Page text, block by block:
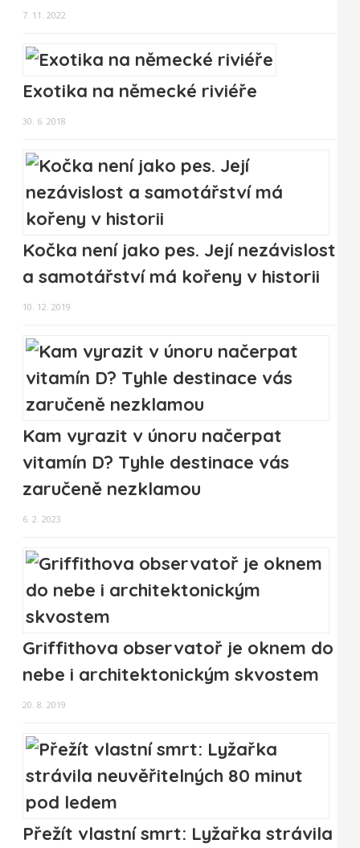
7. 11. 2022
Exotika na německé riviéře
30. 6. 2018
Kočka není jako pes. Její nezávislost
a samotářství má kořeny v historii
10. 12. 2019
Kam vyrazit v únoru načerpat
vitamín D? Tyhle destinace vás
zaručeně nezklamou
6. 2. 2023
Griffithova observatoř je oknem do
nebe i architektonickým skvostem
20. 8. 2019
Přežít vlastní smrt: Lyžařka strávila